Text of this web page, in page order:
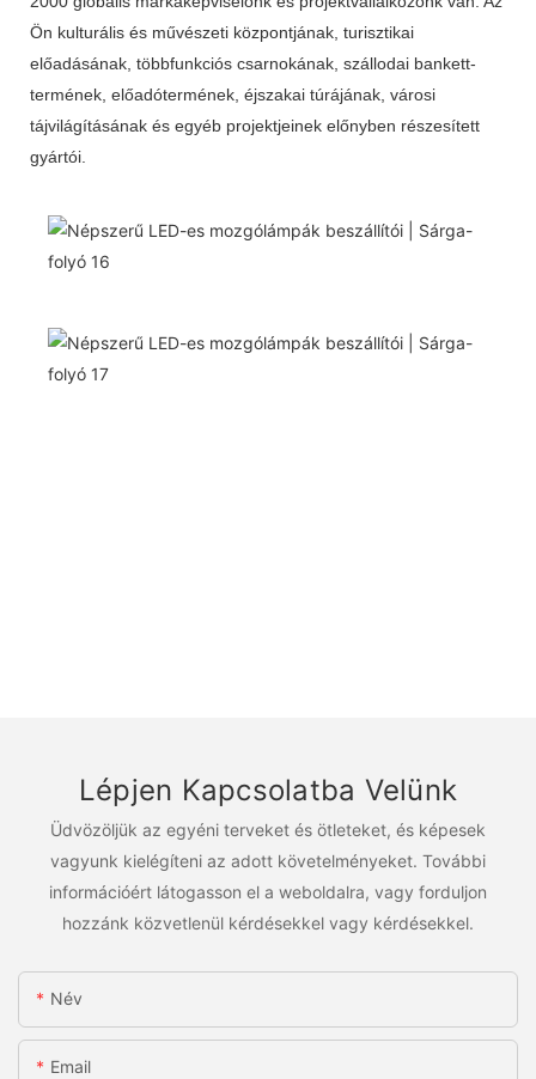
Ön kulturális és művészeti központjának, turisztikai
előadásának, többfunkciós csarnokának, szállodai bankett-
termének, előadótermének, éjszakai túrájának, városi
tájvilágításának és egyéb projektjeinek előnyben részesített
gyártói.
Lépjen Kapcsolatba Velünk
Üdvözöljük az egyéni terveket és ötleteket, és képesek
vagyunk kielégíteni az adott követelményeket. További
információért látogasson el a weboldalra, vagy forduljon
hozzánk közvetlenül kérdésekkel vagy kérdésekkel.
Név
Email